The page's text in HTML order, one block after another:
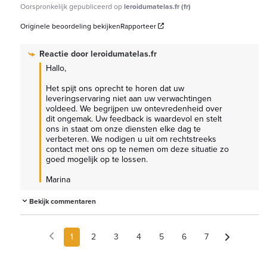
Oorspronkelijk gepubliceerd opleroidumatelas.fr (fr)
Originele beoordeling bekijkenRapporteer
Reactie doorleroidumatelas.fr
Hallo,
Het spijt ons oprecht te horen dat uw
leveringservaring niet aan uw verwachtingen
voldeed. We begrijpen uw ontevredenheid over
dit ongemak. Uw feedback is waardevol en stelt
ons in staat om onze diensten elke dag te
verbeteren. We nodigen u uit om rechtstreeks
contact met ons op te nemen om deze situatie zo
goed mogelijk op te lossen.
Marina
Bekijk commentaren
1 2 3 4 5 6 7